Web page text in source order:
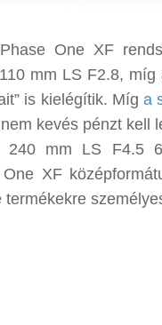
One XF
mm LS F2.8,
is kielégítik. Míg a
kevés pénzt kell
240 mm LS F4.5
XF
termékekre